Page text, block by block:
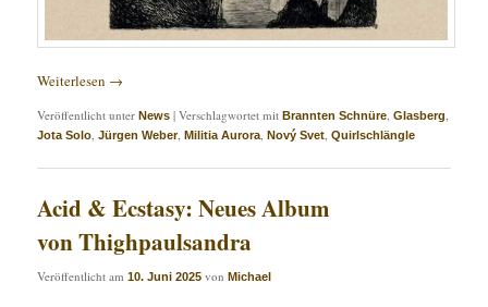
Weiterlesen →
Veröffentlicht unter News |Verschlagwortet mit Brannten Schnüre,Glasberg,
Jota Solo,Jürgen Weber,Militia Aurora,Nový Svet,Quirlschlängle
Acid & Ecstasy: Neues Album
von Thighpaulsandra
Veröffentlicht am10. Juni 2025 vonMichael